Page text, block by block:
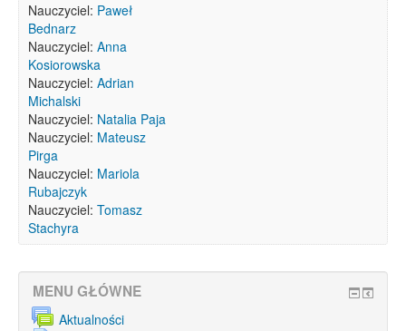
Nauczyciel: Paweł
Bednarz
Nauczyciel: Anna
Kosiorowska
Nauczyciel: Adrian
Michalski
Nauczyciel: Natalia Paja
Nauczyciel: Mateusz
Pirga
Nauczyciel: Mariola
Rubajczyk
Nauczyciel: Tomasz
Stachyra
MENU GŁÓWNE
Aktualności